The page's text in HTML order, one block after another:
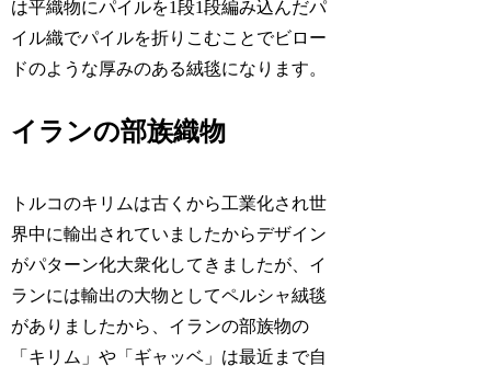
は平織物にパイルを1段1段編み込んだパ
イル織でパイルを折りこむことでビロー
ドのような厚みのある絨毯になります。
イランの部族織物
トルコのキリムは古くから工業化され世
界中に輸出されていましたからデザイン
がパターン化大衆化してきましたが、イ
ランには輸出の大物としてペルシャ絨毯
がありましたから、イランの部族物の
「キリム」や「ギャッベ」は最近まで自